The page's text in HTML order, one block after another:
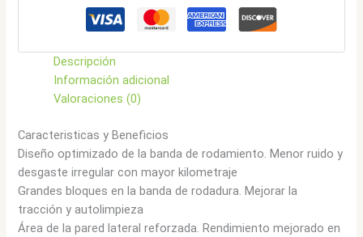
Descripción
Información adicional
Valoraciones (0)
Caracteristicas y Beneficios
Diseño optimizado de la banda de rodamiento. Menor ruido y
desgaste irregular con mayor kilometraje
Grandes bloques en la banda de rodadura. Mejorar la
tracción y autolimpieza
Área de la pared lateral reforzada. Rendimiento mejorado en